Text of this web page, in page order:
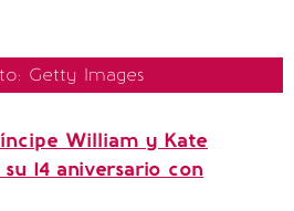
Getty Images
William y Kate
14 aniversario con